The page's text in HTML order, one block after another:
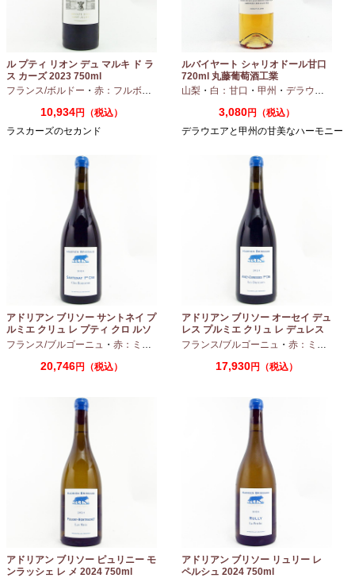
ル プティ リオン デュ マルキ ド ラ
ス カーズ 2023 750ml
フランス/ボルドー ・ 赤：フルボディ
10,934円（税込）
ラスカーズのセカンド
ルバイヤート シャリオドール甘口
720ml 丸藤葡萄酒工業
山梨 ・ 白：甘口 ・ 甲州 ・ デラウエア
3,080円（税込）
デラウエアと甲州の甘美なハーモニー
アドリアン ブリソー サントネイ プ
ルミエ クリュ レ プティ クロ ルソ
ー 2024 750ml
フランス/ブルゴーニュ ・ 赤：ミディアムボディ ・ピノノワール
20,746円（税込）
アドリアン ブリソー オーセイ デュ
レス プルミエ クリュ レ デュレス
2024 750ml
フランス/ブルゴーニュ ・ 赤：ミディアムボディ
17,930円（税込）
アドリアン ブリソー ピュリニー モ
ンラッシェ レ メ 2024 750ml
アドリアン ブリソー リュリー レ
ペルシュ 2024 750ml